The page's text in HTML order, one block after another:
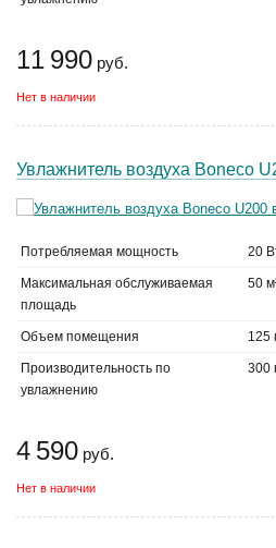
11 990 руб.
Нет в наличии
Увлажнитель воздуха Boneco
Потребляемая мощность 20
Максимальная обслуживаемая
площадь
50
Объем помещения 125
Производительность по
увлажнению
300
4 590 руб.
Нет в наличии